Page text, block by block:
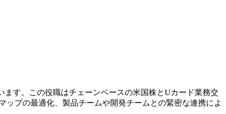
す。この役職はチェーンベースの米国株とUカード業務交
プの最適化、製品チームや開発チームとの緊密な連携によ